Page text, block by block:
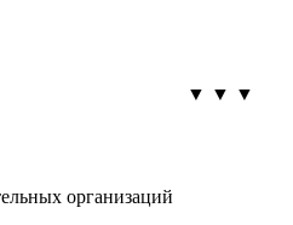
▼ ▼ ▼
организаций